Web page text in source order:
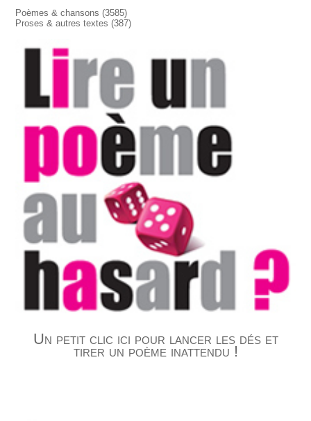
Poèmes & chansons (3585)
Proses & autres textes (387)
Un petit clic ici pour lancer les dés et
tirer un poème inattendu !